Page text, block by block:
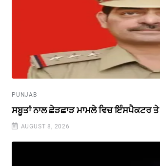
PUNJAB
ਸਬੂਤਾਂ ਨਾਲ ਛੇੜਛਾੜ ਮਾਮਲੇ ਵਿਚ ਇੰਸਪੈਕਟਰ
AUGUST 8, 2026